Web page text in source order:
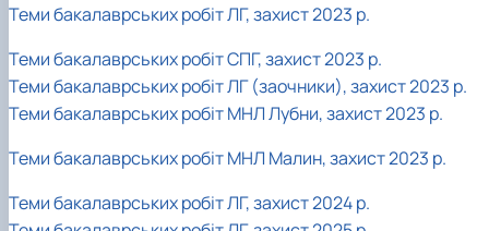
Теми бакалаврських робіт ЛГ, захист 2023 р.
Теми бакалаврських робіт СПГ, захист 2023 р.
Теми бакалаврських робіт ЛГ (заочники), захист 2023 р.
Теми бакалаврських робіт МНЛ Лубни, захист 2023 р.
Теми бакалаврських робіт МНЛ Малин, захист 2023 р.
Теми бакалаврських робіт ЛГ, захист 2024 р.